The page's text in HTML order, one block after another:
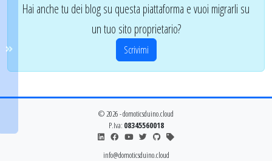
Hai anche tu dei blog su questa piattaforma e vuoi migrarli su
un tuo sito proprietario?
Scrivimi
© 2026 - domoticsduino.cloud
P.Iva: 08345560018
info@domoticsduino.cloud